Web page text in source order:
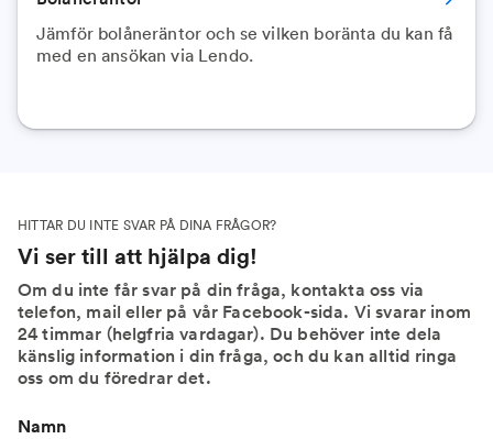
Jämför bolåneräntor och se vilken boränta du kan få
med en ansökan via Lendo.
HITTAR DU INTE SVAR PÅ DINA FRÅGOR?
Vi ser till att hjälpa dig!
Om du inte får svar på din fråga, kontakta oss via
telefon, mail eller på vår Facebook-sida. Vi svarar inom
24 timmar (helgfria vardagar). Du behöver inte dela
känslig information i din fråga, och du kan alltid ringa
oss om du föredrar det.
Namn